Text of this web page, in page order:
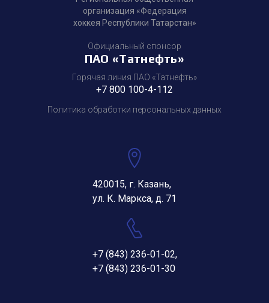
организация «Федерация
хоккея Республики Татарстан»
Официальный спонсор
ПАО «Татнефть»
Горячая линия ПАО «Татнефть»
+7 800 100-4-112
Политика обработки персональных данных
420015, г. Казань,
ул. К. Маркса, д. 71
+7 (843) 236-01-02,
+7 (843) 236-01-30